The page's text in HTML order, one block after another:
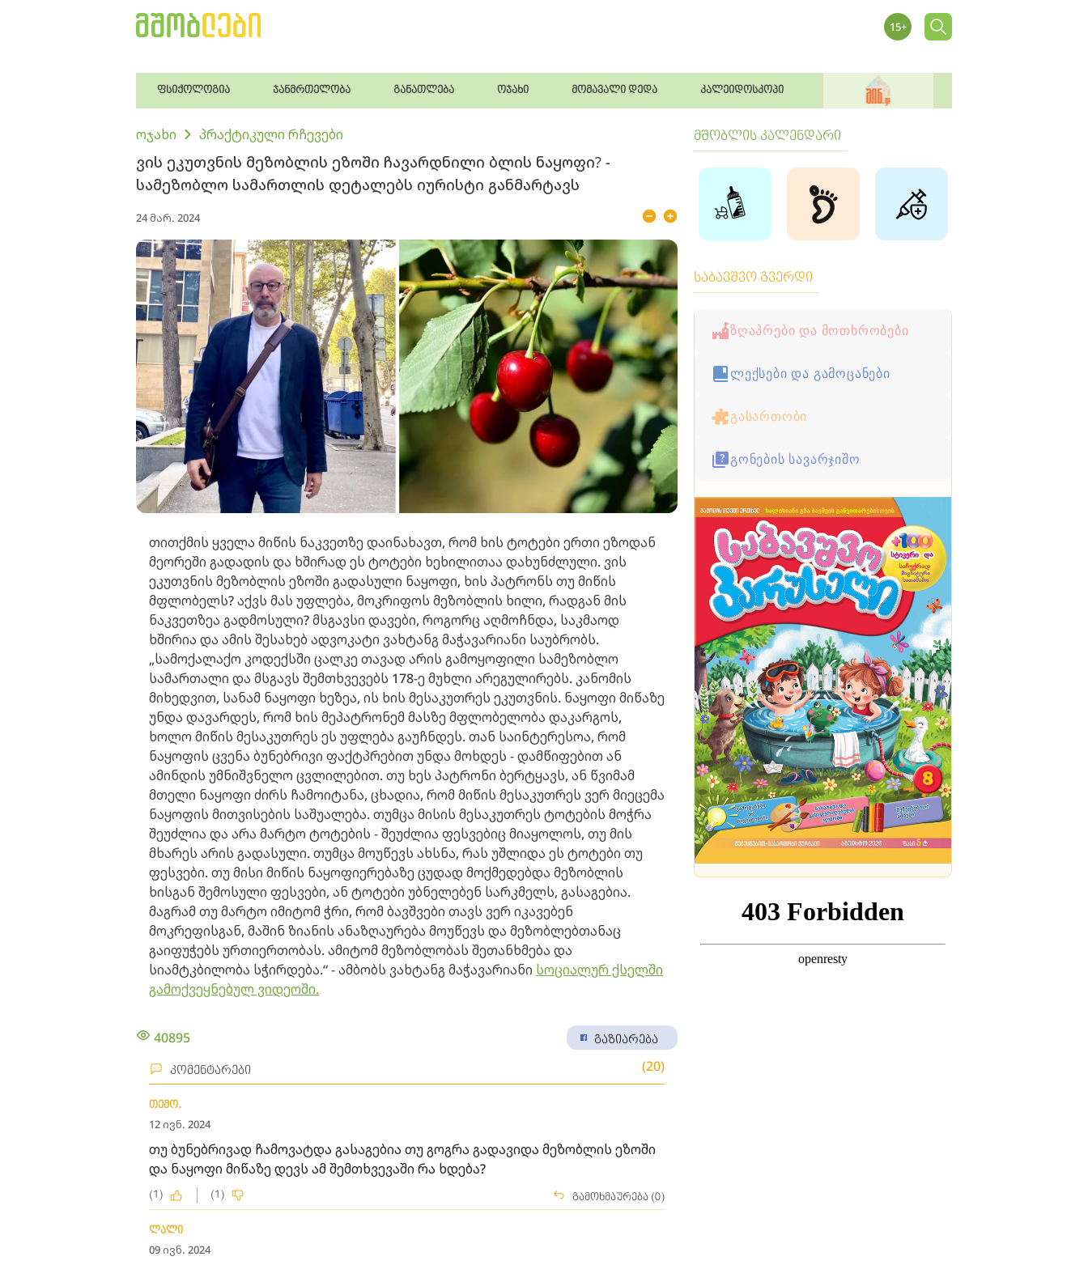
ფსიქოლოგია ჯანმრთელობა განათლება ოჯახი მომავალი დედა კალეიდოსკოპი
ოჯახი პრაქტიკული რჩევები
ვის ეკუთვნის მეზობლის ეზოში ჩავარდნილი ბლის ნაყოფი? -
სამეზობლო სამართლის დეტალებს იურისტი განმარტავს
24 მარ. 2024
თითქმის ყველა მიწის ნაკვეთზე დაინახავთ, რომ ხის ტოტები ერთი ეზოდან
მეორეში გადადის და ხშირად ეს ტოტები ხეხილითაა დახუნძლული. ვის
ეკუთვნის მეზობლის ეზოში გადასული ნაყოფი, ხის პატრონს თუ მიწის
მფლობელს? აქვს მას უფლება, მოკრიფოს მეზობლის ხილი, რადგან მის
ნაკვეთზეა გადმოსული? მსგავსი დავები, როგორც აღმოჩნდა, საკმაოდ
ხშირია და ამის შესახებ ადვოკატი ვახტანგ მაჭავარიანი საუბრობს.
„სამოქალაქო კოდექსში ცალკე თავად არის გამოყოფილი სამეზობლო
სამართალი და მსგავს შემთხვევებს 178-ე მუხლი არეგულირებს. კანომის
მიხედვით, სანამ ნაყოფი ხეზეა, ის ხის მესაკუთრეს ეკუთვნის. ნაყოფი მიწაზე
უნდა დავარდეს, რომ ხის მეპატრონემ მასზე მფლობელობა დაკარგოს,
ხოლო მიწის მესაკუთრეს ეს უფლება გაუჩნდეს. თან საინტერესოა, რომ
ნაყოფის ცვენა ბუნებრივი ფაქტპრებით უნდა მოხდეს - დამწიფებით ან
ამინდის უმნიშვნელო ცვლილებით. თუ ხეს პატრონი ბერტყავს, ან წვიმამ
მთელი ნაყოფი ძირს ჩამოიტანა, ცხადია, რომ მიწის მესაკუთრეს ვერ მიეცემა
ნაყოფის მითვისების საშუალება. თუმცა მისის მესაკუთრეს ტოტების მოჭრა
შეუძლია და არა მარტო ტოტების - შეუძლია ფესვებიც მიაყოლოს, თუ მის
მხარეს არის გადასული. თუმცა მოუწევს ახსნა, რას უშლიდა ეს ტოტები თუ
ფესვები. თუ მისი მიწის ნაყოფიერებაზე ცუდად მოქმედებდა მეზობლის
ხისგან შემოსული ფესვები, ან ტოტები უბნელებენ სარკმელს, გასაგებია.
მაგრამ თუ მარტო იმიტომ ჭრი, რომ ბავშვები თავს ვერ იკავებენ
მოკრეფისგან, მაშინ ზიანის ანაზღაურება მოუწევს და მეზობლებთანაც
გაიფუჭებს ურთიერთობას. ამიტომ მეზობლობას შეთანხმება და
სიამტკბილობა სჭირდება.“ - ამბობს ვახტანგ მაჭავარიანი სოციალურ ქსელში
გამოქვეყნებულ ვიდეოში.
40895 გაზიარება
კომენტარები (20)
თემო.
12 ივნ. 2024
თუ ბუნებრივად ჩამოვატდა გასაგებია თუ გოგრა გადავიდა მეზობლის ეზოში
და ნაყოფი მიწაზე დევს ამ შემთხვევაში რა ხდება?
(1) (1) გამოხმაურება (0)
ლალი
09 ივნ. 2024
მშობლის კალენდარი
საბავშვო გვერდი
ზღაპრები და მოთხრობები
ლექსები და გამოცანები
გასართობი
გონების სავარჯიშო